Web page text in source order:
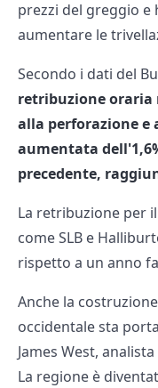
prezzi del greggio e
aumentare le
Secondo i dati del
retribuzione oraria
alla perforazione e
aumentata
precedente,
La retribuzione per
come SLB e
rispetto a un anno
Anche la
occidentale sta
James West,
La regione è